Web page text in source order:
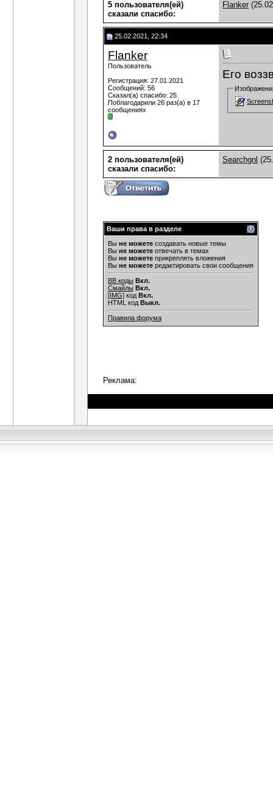
5 пользователя(ей)
сказали cпасибо:
Flanker
25.02.2021, 22:34
Flanker
Пользователь
Регистрация: 27.01.2021
Сообщений: 56
Сказал(а) спасибо: 25
Поблагодарили 26 раз(а) в 17
сообщениях
Его
2 пользователя(ей)
сказали cпасибо:
Searchgnl
Ваши права в разделе
Вы не можете создавать новые темы
Вы не можете отвечать в темах
Вы не можете прикреплять вложения
Вы не можете редактировать свои сообщения
BB коды Вкл.
Смайлы Вкл.
[IMG] код Вкл.
HTML код Выкл.
Правила форума
Реклама: